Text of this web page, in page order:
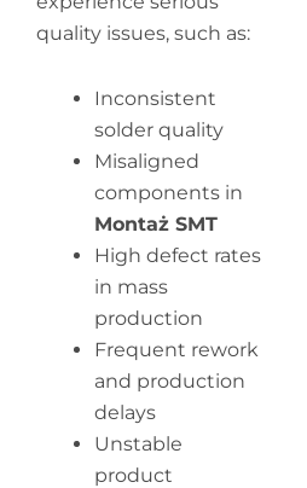
quality issues, such as:
Inconsistent
solder quality
Misaligned
components in
Montaż SMT
High defect rates
in mass
production
Frequent rework
and production
delays
Unstable
product